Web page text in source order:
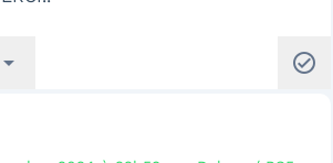
arrow_drop_down check_circle